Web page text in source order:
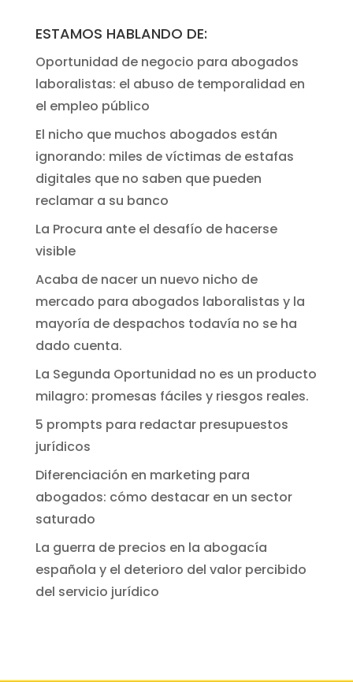
ESTAMOS HABLANDO DE:
Oportunidad de negocio para abogados
laboralistas: el abuso de temporalidad en
el empleo público
El nicho que muchos abogados están
ignorando: miles de víctimas de estafas
digitales que no saben que pueden
reclamar a su banco
La Procura ante el desafío de hacerse
visible
Acaba de nacer un nuevo nicho de
mercado para abogados laboralistas y la
mayoría de despachos todavía no se ha
dado cuenta.
La Segunda Oportunidad no es un producto
milagro: promesas fáciles y riesgos reales.
5 prompts para redactar presupuestos
jurídicos
Diferenciación en marketing para
abogados: cómo destacar en un sector
saturado
La guerra de precios en la abogacía
española y el deterioro del valor percibido
del servicio jurídico